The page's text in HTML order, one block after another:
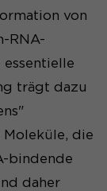
von
RNA-
trägt dazu
Moleküle, die
bindende
daher